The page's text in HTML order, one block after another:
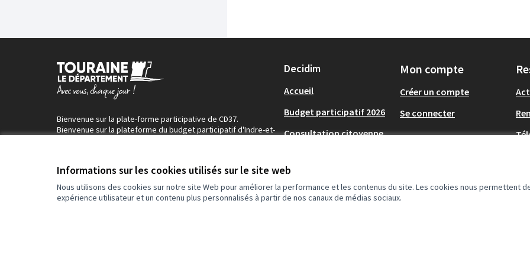
Informations sur les cookies utilisés sur le site web
Nous utilisons des cookies sur notre site Web pour améliorer la performance et les contenus du site. Les cookies nous permettent
expérience utilisateur et un contenu plus personnalisés à partir de nos canaux de médias sociaux.
Bienvenue sur la plate-forme participative de CD37.
Bienvenue sur la plateforme du budget participatif d'Indre-et-
Decidim
Accueil
Budget participatif 2026
Consultation citoyenne
Archives Budget
Participatif 2020, 2022 et
2024
Mon compte
Créer un compte
Se connecter